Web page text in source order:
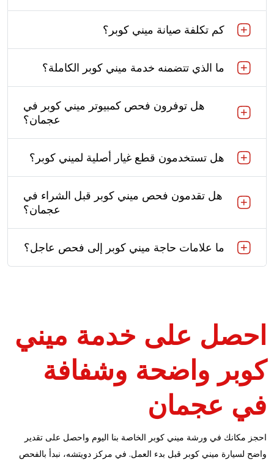
كم تكلفة صيانة ميني كوبر؟
ما الذي تتضمنه خدمة ميني كوبر الكاملة؟
هل توفرون فحص كمبيوتر ميني كوبر في
عجمان؟
هل تستخدمون قطع غيار أصلية لميني كوبر؟
هل تقدمون فحص ميني كوبر قبل الشراء في
عجمان؟
ما علامات حاجة ميني كوبر إلى فحص عاجل؟
احصل على خدمة ميني
كوبر واضحة وشفافة
في عجمان
احجز مكانك في ورشة ميني كوبر الخاصة بنا اليوم واحصل على تقدير
واضح لسيارة ميني كوبر قبل بدء العمل. في مركز دويتشه، نبدأ بالفحص